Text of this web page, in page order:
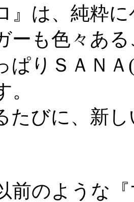
』は、純粋
ーも色々あ
ぱりＳＡＮ
たびに、新
前のような